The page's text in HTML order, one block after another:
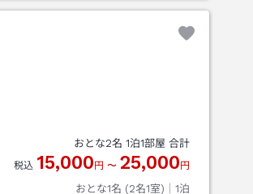
おとな2名 1泊1部屋 合計
税込 15,000 円 〜 25,000 円
おとな1名 (2名1室)｜ 1泊